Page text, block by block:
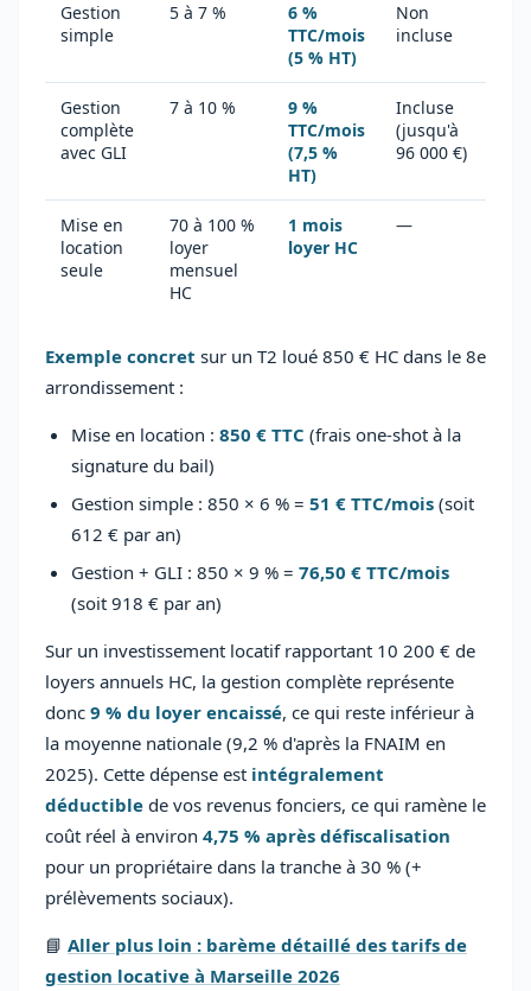
Gestion
simple
5 à 7 %
6 %
TTC/mois
(5 % HT)
Non
incluse
Gestion
complète
avec GLI
7 à 10 %
9 %
TTC/mois
(7,5 %
HT)
Incluse
(jusqu'à
96 000 €)
Mise en
location
seule
70 à 100 %
loyer
mensuel
HC
1 mois
loyer HC
—
Exemple concret sur un T2 loué 850 € HC dans le 8e
arrondissement :
Mise en location : 850 € TTC (frais one-shot à la
signature du bail)
Gestion simple : 850 × 6 % = 51 € TTC/mois (soit
612 € par an)
Gestion + GLI : 850 × 9 % = 76,50 € TTC/mois
(soit 918 € par an)
Sur un investissement locatif rapportant 10 200 € de
loyers annuels HC, la gestion complète représente
donc 9 % du loyer encaissé, ce qui reste inférieur à
la moyenne nationale (9,2 % d'après la FNAIM en
2025). Cette dépense est intégralement
déductible de vos revenus fonciers, ce qui ramène le
coût réel à environ 4,75 % après défiscalisation
pour un propriétaire dans la tranche à 30 % (+
prélèvements sociaux).
📘 Aller plus loin : barème détaillé des tarifs de
gestion locative à Marseille 2026